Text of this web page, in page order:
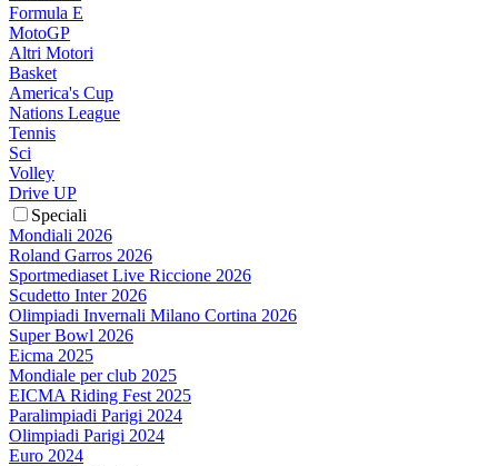
Formula E
MotoGP
Altri Motori
Basket
America's Cup
Nations League
Tennis
Sci
Volley
Drive UP
Speciali
Mondiali 2026
Roland Garros 2026
Sportmediaset Live Riccione 2026
Scudetto Inter 2026
Olimpiadi Invernali Milano Cortina 2026
Super Bowl 2026
Eicma 2025
Mondiale per club 2025
EICMA Riding Fest 2025
Paralimpiadi Parigi 2024
Olimpiadi Parigi 2024
Euro 2024